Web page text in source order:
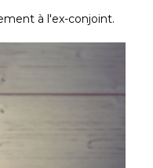
à l'ex-conjoint.